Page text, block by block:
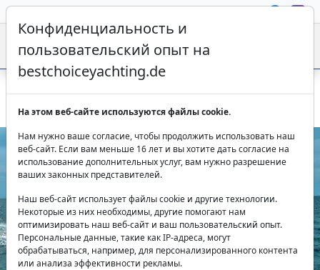
Аренда Pershing 5X Grey – 16 м люкс катер Дубай 2 каюты
Previous Next
Конфиденциальность и
пользовательский опыт на
bestchoiceyachting.de
На этом веб-сайте используются файлы cookie.
Нам нужно ваше согласие, чтобы продолжить использовать наш
веб-сайт. Если вам меньше 16 лет и вы хотите дать согласие на
использование дополнительных услуг, вам нужно разрешение
ваших законных представителей.
Наш веб-сайт использует файлы cookie и другие технологии.
Некоторые из них необходимы, другие помогают нам
оптимизировать наш веб-сайт и ваш пользовательский опыт.
Персональные данные, такие как IP-адреса, могут
обрабатываться, например, для персонализированного контента
или анализа эффективности рекламы.